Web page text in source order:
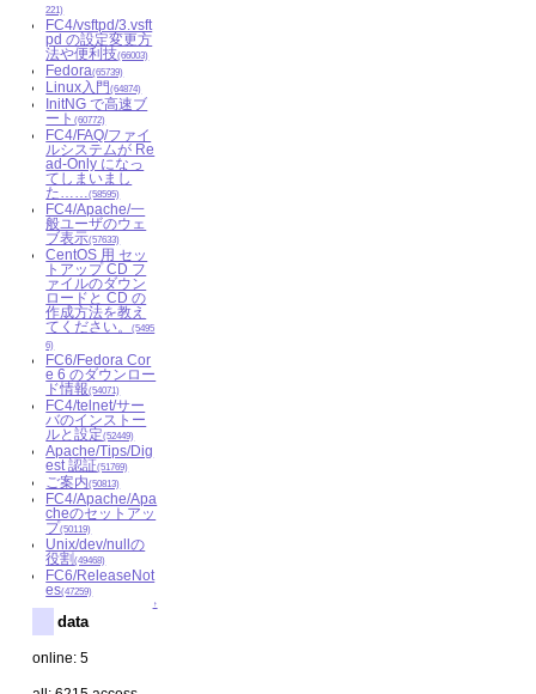
221)
FC4/vsftpd/3.vsft
pd の設定変更方
法や便利技(66003)
Fedora(65739)
Linux入門(64874)
InitNG で高速ブ
ート(60772)
FC4/FAQ/ファイ
ルシステムが Re
ad-Only になっ
てしまいまし
た……(58595)
FC4/Apache/一
般ユーザのウェ
ブ表示(57633)
CentOS 用 セッ
トアップ CD フ
ァイルのダウン
ロードと CD の
作成方法を教え
てください。(5495
6)
FC6/Fedora Cor
e 6 のダウンロー
ド情報(54071)
FC4/telnet/サー
バのインストー
ルと設定(52449)
Apache/Tips/Dig
est 認証(51769)
ご案内(50813)
FC4/Apache/Apa
cheのセットアッ
プ(50119)
Unix/dev/nullの
役割(49468)
FC6/ReleaseNot
es(47259)
↑
data
online: 5